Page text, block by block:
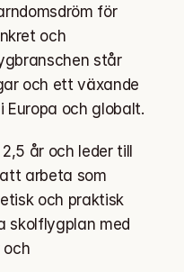
för
och
står
och ett växande
Europa och globalt.
år och leder till
arbeta som
och praktisk
skolflygplan med
och